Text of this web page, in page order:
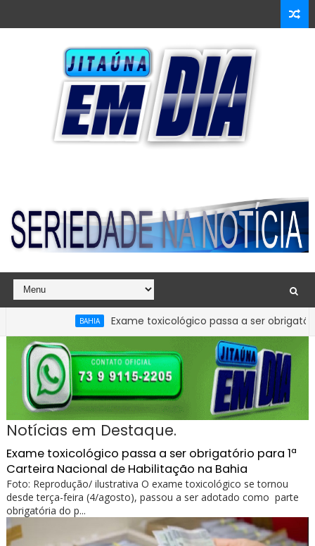
Exame toxicológico passa a ser obrigatório para
BAHIA Ministério Público instaura procedimento para
Notícias em Destaque.
Exame toxicológico passa a ser obrigatório para 1ª
Carteira Nacional de Habilitação na Bahia
Foto: Reprodução/ ilustrativa O exame toxicológico se tornou
desde terça-feira (4/agosto), passou a ser adotado como parte
obrigatória do p...